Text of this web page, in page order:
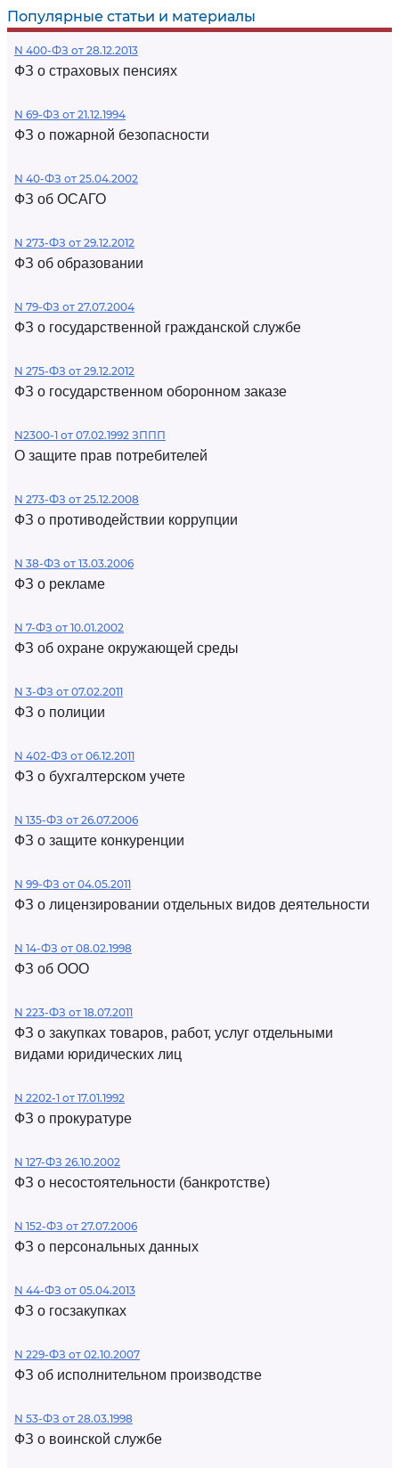
Популярные статьи и материалы
N 400-ФЗ от 28.12.2013
ФЗ о страховых пенсиях
N 69-ФЗ от 21.12.1994
ФЗ о пожарной безопасности
N 40-ФЗ от 25.04.2002
ФЗ об ОСАГО
N 273-ФЗ от 29.12.2012
ФЗ об образовании
N 79-ФЗ от 27.07.2004
ФЗ о государственной гражданской службе
N 275-ФЗ от 29.12.2012
ФЗ о государственном оборонном заказе
N2300-1 от 07.02.1992 ЗППП
О защите прав потребителей
N 273-ФЗ от 25.12.2008
ФЗ о противодействии коррупции
N 38-ФЗ от 13.03.2006
ФЗ о рекламе
N 7-ФЗ от 10.01.2002
ФЗ об охране окружающей среды
N 3-ФЗ от 07.02.2011
ФЗ о полиции
N 402-ФЗ от 06.12.2011
ФЗ о бухгалтерском учете
N 135-ФЗ от 26.07.2006
ФЗ о защите конкуренции
N 99-ФЗ от 04.05.2011
ФЗ о лицензировании отдельных видов деятельности
N 14-ФЗ от 08.02.1998
ФЗ об ООО
N 223-ФЗ от 18.07.2011
ФЗ о закупках товаров, работ, услуг отдельными
видами юридических лиц
N 2202-1 от 17.01.1992
ФЗ о прокуратуре
N 127-ФЗ 26.10.2002
ФЗ о несостоятельности (банкротстве)
N 152-ФЗ от 27.07.2006
ФЗ о персональных данных
N 44-ФЗ от 05.04.2013
ФЗ о госзакупках
N 229-ФЗ от 02.10.2007
ФЗ об исполнительном производстве
N 53-ФЗ от 28.03.1998
ФЗ о воинской службе